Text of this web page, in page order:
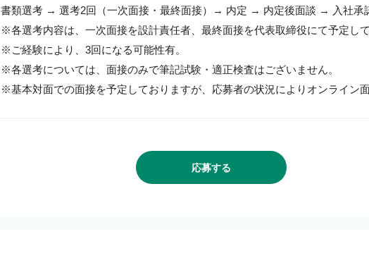
書類選考 → 選考2回（一次面接・最終面接）→ 内定 → 内定後面談 → 入社承
※各選考内容は、一次面接を設計責任者、最終面接を代表取締役にて予定し
※ご経験により、3回になる可能性有。
※各選考については、面接のみで筆記試験・適正検査はございません。
※基本対面での面接を予定しておりますが、応募者の状況によりオンライン
応募する